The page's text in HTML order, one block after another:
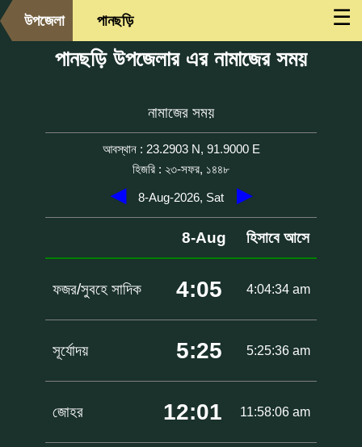
☰
উপজেলা পানছড়ি
পানছড়ি উপজেলার এর নামাজের সময়
নামাজের সময়
আবস্থান : 23.2903 N, 91.9000 E
হিজরি : ২৩-সফর, ১৪৪৮
◀ 8-Aug-2026, Sat ▶
8-Aug হিসাবে আসে
ফজর/সুবহে সাদিক 4:05 4:04:34 am
সূর্যোদয় 5:25 5:25:36 am
জোহর 12:01 11:58:06 am